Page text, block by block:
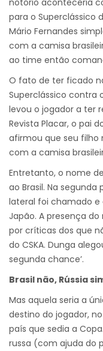
notório aconteceria
para o Superclássico
Mário Fernandes
com a camisa
ao time então
O fato de ter ficado
Superclássico contra
levou o jogador a ter
Revista Placar, o pai
afirmou que seu filho
com a camisa
Entretanto, o nome
ao Brasil. Na segunda
lateral foi chamado
Japão. A presença
por críticas dos que
do CSKA. Dunga
segunda chance’.
Brasil não, Rússia
Mas aquela seria a
destino do jogador,
país que sedia a
russa (com ajuda do